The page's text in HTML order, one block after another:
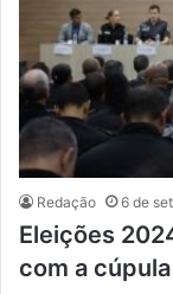
Redação 6 de
Eleições
com a